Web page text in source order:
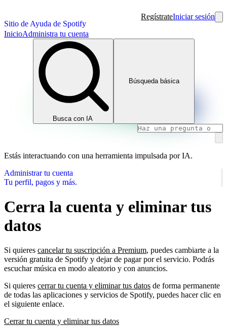
Sitio de Ayuda de Spotify
RegístrateIniciar sesión
InicioAdministra tu cuenta
Busca con IA
Búsqueda básica
Estás interactuando con una herramienta impulsada por IA.
Administrar tu cuenta
Tu perfil, pagos y más.
Cerra la cuenta y eliminar tus
datos
Si quieres cancelar tu suscripción a Premium, puedes cambiarte a la
versión gratuita de Spotify y dejar de pagar por el servicio. Podrás
escuchar música en modo aleatorio y con anuncios.
Si quieres cerrar tu cuenta y eliminar tus datos de forma permanente
de todas las aplicaciones y servicios de Spotify, puedes hacer clic en
el siguiente enlace.
Cerrar tu cuenta y eliminar tus datos